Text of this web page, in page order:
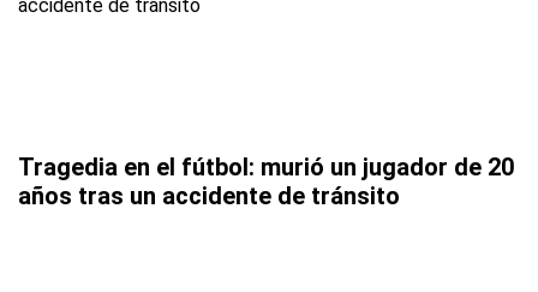
Tragedia en el fútbol: murió un jugador de 20
años tras un accidente de tránsito